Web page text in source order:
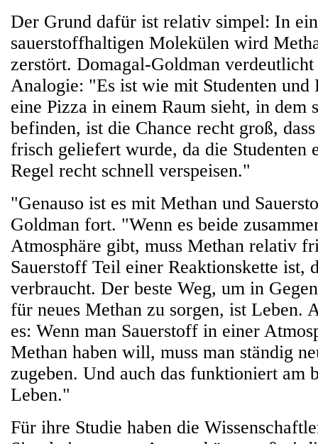
Der Grund dafür ist relativ simpel: In
sauerstoffhaltigen Molekülen wird
zerstört. Domagal-Goldman
Analogie: "Es ist wie mit Studenten und
eine Pizza in einem Raum sieht, in dem
befinden, ist die Chance recht groß,
frisch geliefert wurde, da die Studenten
Regel recht schnell verspeisen."
"Genauso ist es mit Methan und
Goldman fort. "Wenn es beide
Atmosphäre gibt, muss Methan relativ
Sauerstoff Teil einer Reaktionskette ist,
verbraucht. Der beste Weg, um in
für neues Methan zu sorgen, ist Leben.
es: Wenn man Sauerstoff in einer
Methan haben will, muss man ständig
zugeben. Und auch das funktioniert am
Leben."
Für ihre Studie haben die